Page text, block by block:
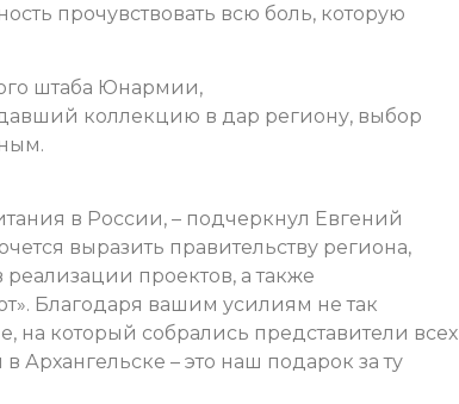
прочувствовать всю боль, которую
штаба Юнармии,
коллекцию в дар региону, выбор
в России, – подчеркнул Евгений
выразить правительству региона,
проектов, а также
Благодаря вашим усилиям не так
который собрались представители всех
Архангельске – это наш подарок за ту